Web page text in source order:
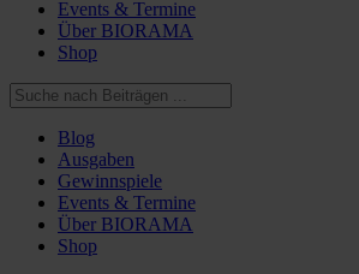
Events & Termine
Über BIORAMA
Shop
Blog
Ausgaben
Gewinnspiele
Events & Termine
Über BIORAMA
Shop